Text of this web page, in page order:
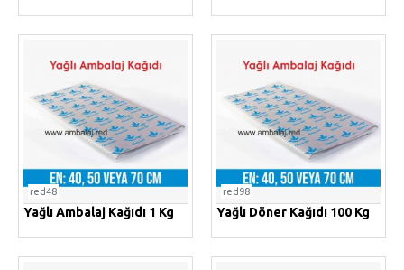
red48
Yağlı Ambalaj Kağıdı 1 Kg
red98
Yağlı Döner Kağıdı 100 Kg